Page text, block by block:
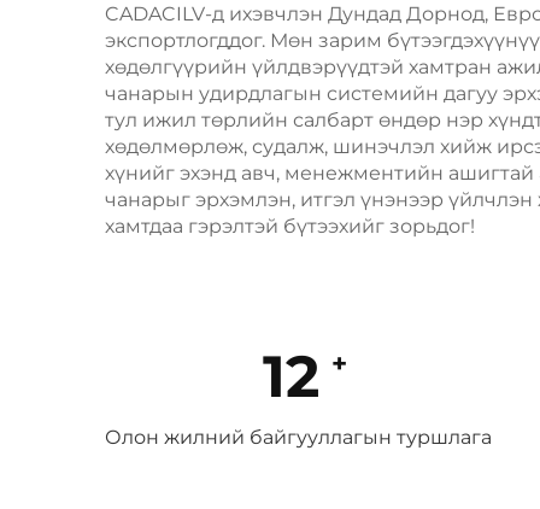
CADACILV-д ихэвчлэн Дундад Дорнод,
экспортлогддог. Мөн зарим
хөдөлгүүрийн үйлдвэрүүдтэй хамтран
чанарын удирдлагын системийн дагуу
тул ижил төрлийн салбарт өндөр нэр
хөдөлмөрлөж, судалж, шинэчлэл хийж
хүнийг эхэнд авч, менежментийн
чанарыг эрхэмлэн, итгэл үнэнээр үйлчлэн
хамтдаа гэрэлтэй бүтээхийг зорьдог!
12
Олон жилний байгууллагын туршлага